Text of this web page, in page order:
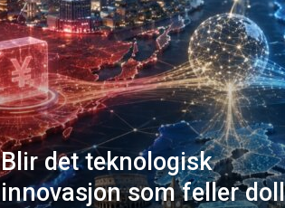
Blir det teknologisk
innovasjon som feller